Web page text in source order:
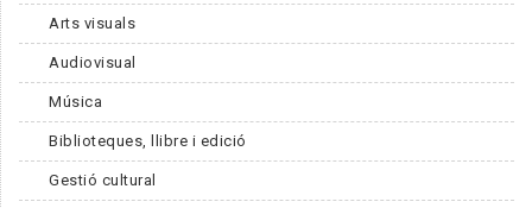
Arts visuals
Audiovisual
Música
Biblioteques, llibre i edició
Gestió cultural